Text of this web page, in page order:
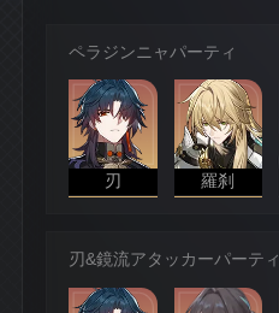
ペラジンニャパーティ
刃 羅刹
刃&鏡流アタッカーパーティ